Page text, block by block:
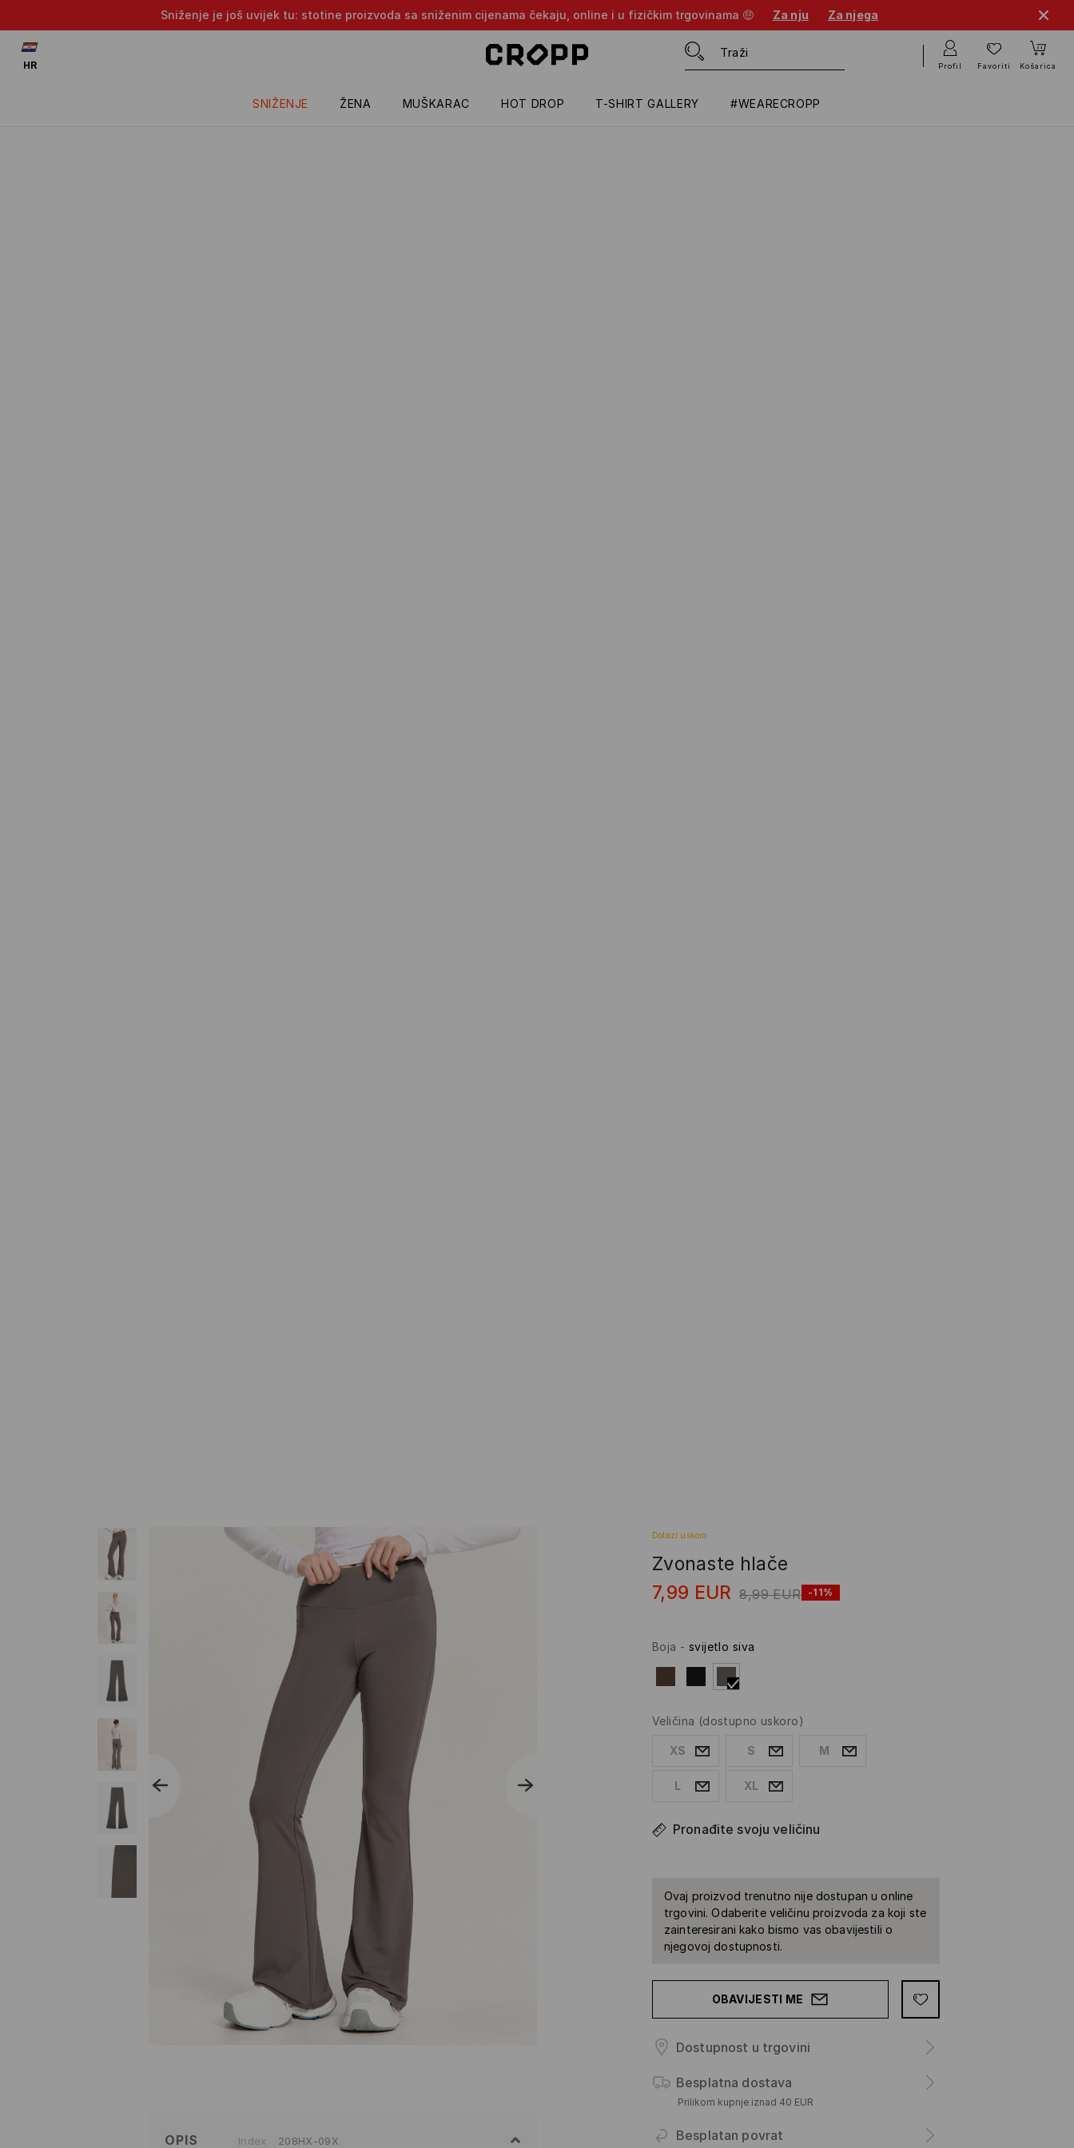
Sniženje je još uvijek tu: stotine proizvoda sa sniženim cijenama čekaju, online i u fizičkim trgovinama 🤑 Za nju Za njega
SNIŽENJE ŽENA MUŠKARAC HOT DROP T-SHIRT GALLERY #WEARECROPP
HR Profil Favoriti Košarica
Dolazi uskoro
Zvonaste hlače
7,99 EUR 8,99 EUR -11%
Boja - svijetlo siva
Veličina (dostupno uskoro)
XS S M
L XL
Pronađite svoju veličinu
Ovaj proizvod trenutno nije dostupan u online
trgovini. Odaberite veličinu proizvoda za koji ste
zainteresirani kako bismo vas obavijestili o
njegovoj dostupnosti.
OBAVIJESTI ME
Dostupnost u trgovini
Besplatna dostava
Prilikom kupnje iznad 40 EUR
Besplatan povrat
OPIS Index 208HX-09X